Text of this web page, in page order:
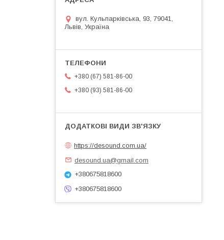
вул. Кульпарківська, 93, 79041,
Львів, Україна
+380 (67) 581-86-00
+380 (93) 581-86-00
https://desound.com.ua/
desound.ua@gmail.com
+380675818600
+380675818600